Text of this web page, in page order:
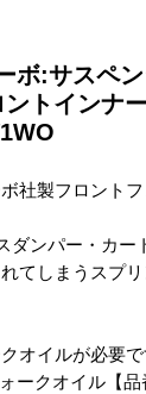
ボ:サスペ
トインナ
社製フロント
ダンパー・カー
てしまうスプ
オイルが必要で
ークオイル【